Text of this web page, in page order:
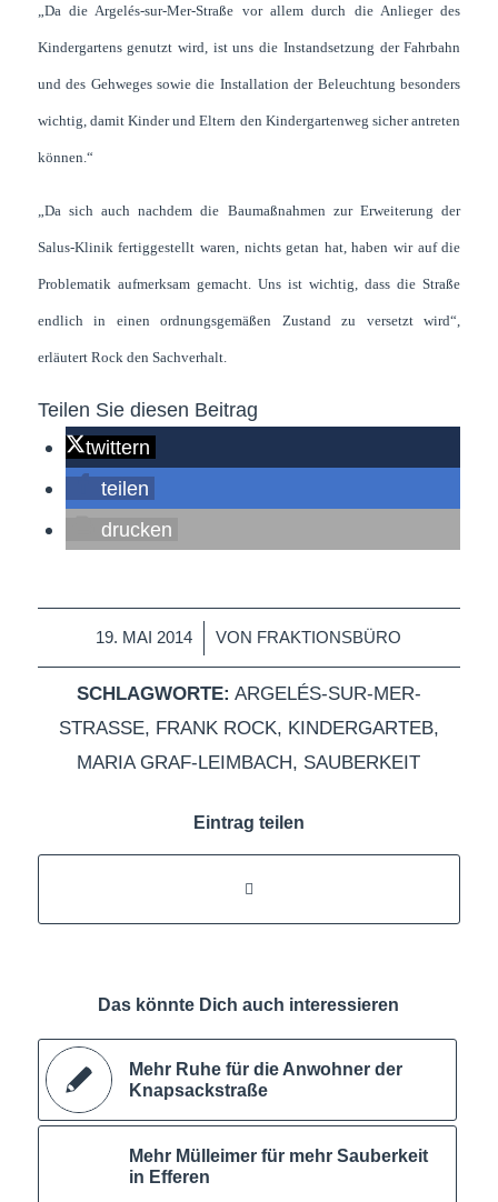
„Da die Argelés-sur-Mer-Straße vor allem durch die Anlieger des
Kindergartens genutzt wird, ist uns die Instandsetzung der Fahrbahn
und des Gehweges sowie die Installation der Beleuchtung besonders
wichtig, damit Kinder und Eltern den Kindergartenweg sicher antreten
können.“
„Da sich auch nachdem die Baumaßnahmen zur Erweiterung der
Salus-Klinik fertiggestellt waren, nichts getan hat, haben wir auf die
Problematik aufmerksam gemacht. Uns ist wichtig, dass die Straße
endlich in einen ordnungsgemäßen Zustand zu versetzt wird“,
erläutert Rock den Sachverhalt.
Teilen Sie diesen Beitrag
twittern
teilen
drucken
19. MAI 2014
/ VON FRAKTIONSBÜRO
SCHLAGWORTE: ARGELÉS-SUR-MER-
STRASSE , FRANK ROCK, KINDERGARTEB,
MARIA GRAF-LEIMBACH, SAUBERKEIT
Eintrag teilen
Das könnte Dich auch interessieren
Mehr Ruhe für die Anwohner der
Knapsackstraße
Mehr Mülleimer für mehr Sauberkeit
in Efferen